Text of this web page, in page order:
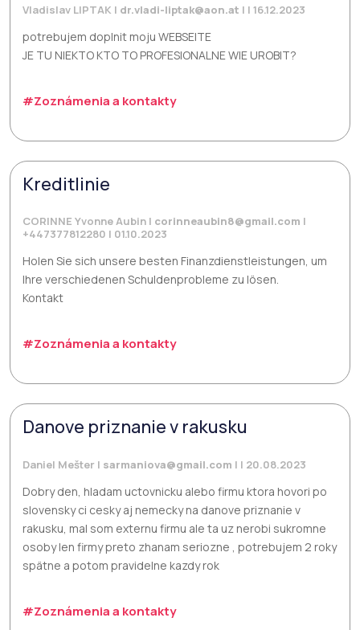
Vladislav LIPTAK | dr.vladi-liptak@aon.at | | 16.12.2023
potrebujem doplnit moju WEBSEITE
JE TU NIEKTO KTO TO PROFESIONALNE WIE UROBIT?
#Zoznámenia a kontakty
Kreditlinie
CORINNE Yvonne Aubin | corinneaubin8@gmail.com |
+447377812280 | 01.10.2023
Holen Sie sich unsere besten Finanzdienstleistungen, um
Ihre verschiedenen Schuldenprobleme zu lösen.
Kontakt
#Zoznámenia a kontakty
Danove priznanie v rakusku
Daniel Mešter | sarmaniova@gmail.com | | 20.08.2023
Dobry den, hladam uctovnicku alebo firmu ktora hovori po
slovensky ci cesky aj nemecky na danove priznanie v
rakusku, mal som externu firmu ale ta uz nerobi sukromne
osoby len firmy preto zhanam seriozne , potrebujem 2 roky
spätne a potom pravidelne kazdy rok
#Zoznámenia a kontakty